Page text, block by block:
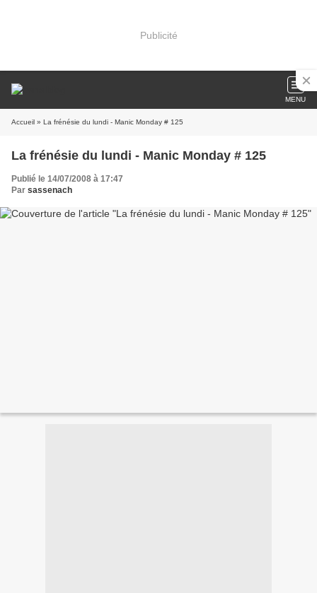
Publicité
MENU
Accueil » La frénésie du lundi - Manic Monday # 125
La frénésie du lundi - Manic Monday # 125
Publié le 14/07/2008 à 17:47
Par sassenach